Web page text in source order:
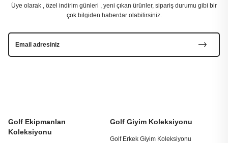
Golf Ekipmanları
Koleksiyonu
Golf Giyim Koleksiyonu
Golf Erkek Giyim Koleksiyonu
Üye olarak , özel indirim günleri , yeni çıkan ürünler, sipariş durumu gibi bir
çok bilgiden haberdar olabilirsiniz.